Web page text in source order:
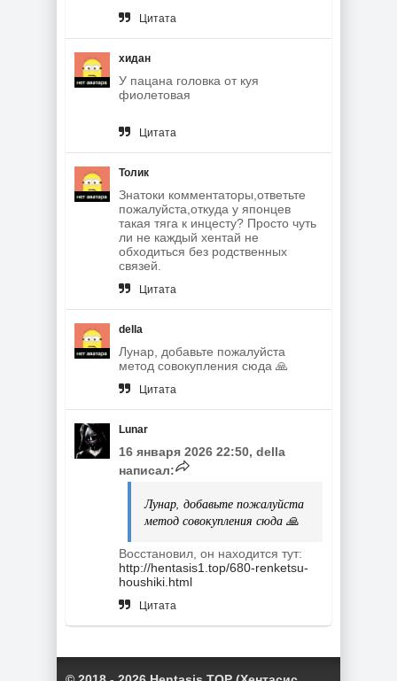
Цитата
хидан
У пацана головка от куя
фиолетовая
Цитата
Толик
Знатоки комментаторы,ответьте
пожалуйста,откуда у японцев
такая тяга к инцecту? Просто чуть
ли не каждый хентай не
обходиться без родственных
связей.
Цитата
della
Лунар, добавьте пожалуйста
метод совокупления сюда 🙏
Цитата
Lunar
16 января 2026 22:50, della
написал:
Лунар, добавьте пожалуйста
метод совокупления сюда 🙏
Восстановил, он находится тут:
http://hentasis1.top/680-renketsu-
houshiki.html
Цитата